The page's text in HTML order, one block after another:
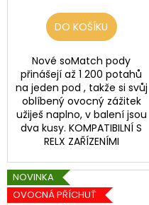
DO KOŠÍKU
Nové soMatch pody
přinášejí až 1 200 potahů
na jeden pod , takže si svůj
oblíbený ovocný zážitek
užiješ naplno, v balení jsou
dva kusy. KOMPATIBILNÍ S
RELX ZAŘÍZENÍMI
NOVINKA
OVOCNÁ PŘÍCHUŤ